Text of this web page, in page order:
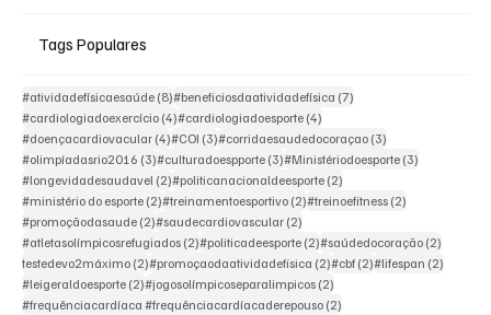
Tags Populares
#atividadefísicaesaúde (8)8 posts
#beneficiosdaatividadefísica (7)
#cardiologiadoexercício (4)4 posts
#cardiologiadoesporte (4)
#doençacardiovacular (4)4 posts
#COI (3)3 posts
#corridaesaudedocoraçao (3)
#olimpíadasrio2016 (3)3 posts
#culturadoespporte (3)3 posts
#Ministériodoesporte (3)
#longevidadesaudavel (2)2 posts
#politicanacionaldeesporte (2)
#ministério do esporte (2)2 posts
#treinamentoesportivo (2)2 posts
#treinoefitness (2)
#promoçãodasaude (2)2 posts
#saudecardiovascular (2)
#atletasolímpicosrefugiados (2)2 posts
#politicadeesporte (2)2 posts
#saúdedocoração (2)
testedevo2máximo (2)2 posts
#promoçaodaatividadefisica (2)2 posts
#cbf (2)2 posts
#lifespan (2)
#leigeraldoesporte (2)2 posts
#jogosolímpicoseparalimpicos (2)
#frequênciacardíaca #frequênciacardíacaderepouso (2)
crise?